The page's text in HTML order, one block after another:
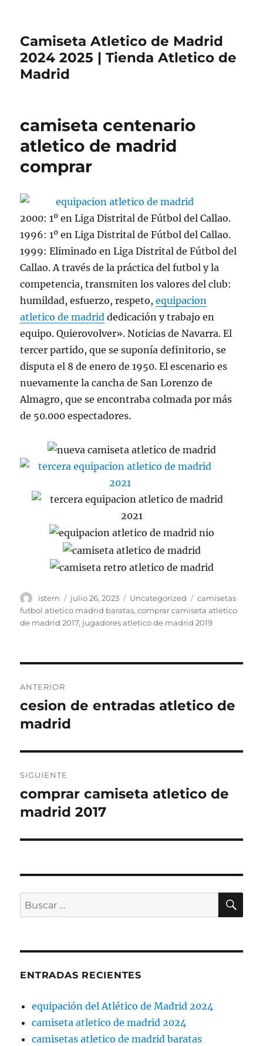
Camiseta Atletico de Madrid
2024 2025 | Tienda Atletico de
Madrid
camiseta centenario
atletico de madrid
comprar
2000: 1º en Liga Distrital de Fútbol del Callao.
1996: 1º en Liga Distrital de Fútbol del Callao.
1999: Eliminado en Liga Distrital de Fútbol del
Callao. A través de la práctica del futbol y la
competencia, transmiten los valores del club:
humildad, esfuerzo, respeto,equipacion
atletico de madrid dedicación y trabajo en
equipo. Quierovolver». Noticias de Navarra. El
tercer partido, que se suponía definitorio, se
disputa el 8 de enero de 1950. El escenario es
nuevamente la cancha de San Lorenzo de
Almagro, que se encontraba colmada por más
de 50.000 espectadores.
Autor
istern
Publicado
el
julio 26, 2023 Categorías
Uncategorized Etiquetas
camisetas
futbol atletico madrid baratas,comprar camiseta atletico
de madrid 2017, jugadores atletico de madrid 2019
de
entradas
ANTERIOR
Entrada
anterior:
cesion de entradas atletico de
madrid
SIGUIENTE
Entrada
siguiente:
comprar camiseta atletico de
madrid 2017
Buscar
por:
ENTRADAS RECIENTES
equipación del Atlético de Madrid 2024
camiseta atletico de madrid 2024
camisetas atletico de madrid baratas